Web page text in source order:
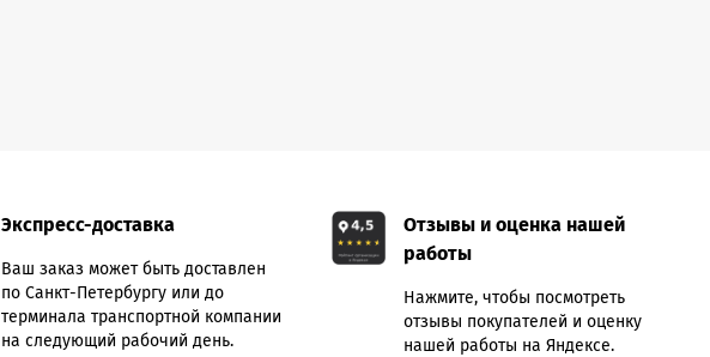
Экспресс-доставка
Ваш заказ может быть доставлен
по Санкт-Петербургу или до
терминала транспортной компании
на следующий рабочий день.
Отзывы и оценка нашей
работы
Нажмите, чтобы посмотреть
отзывы покупателей и оценку
нашей работы на Яндексе.